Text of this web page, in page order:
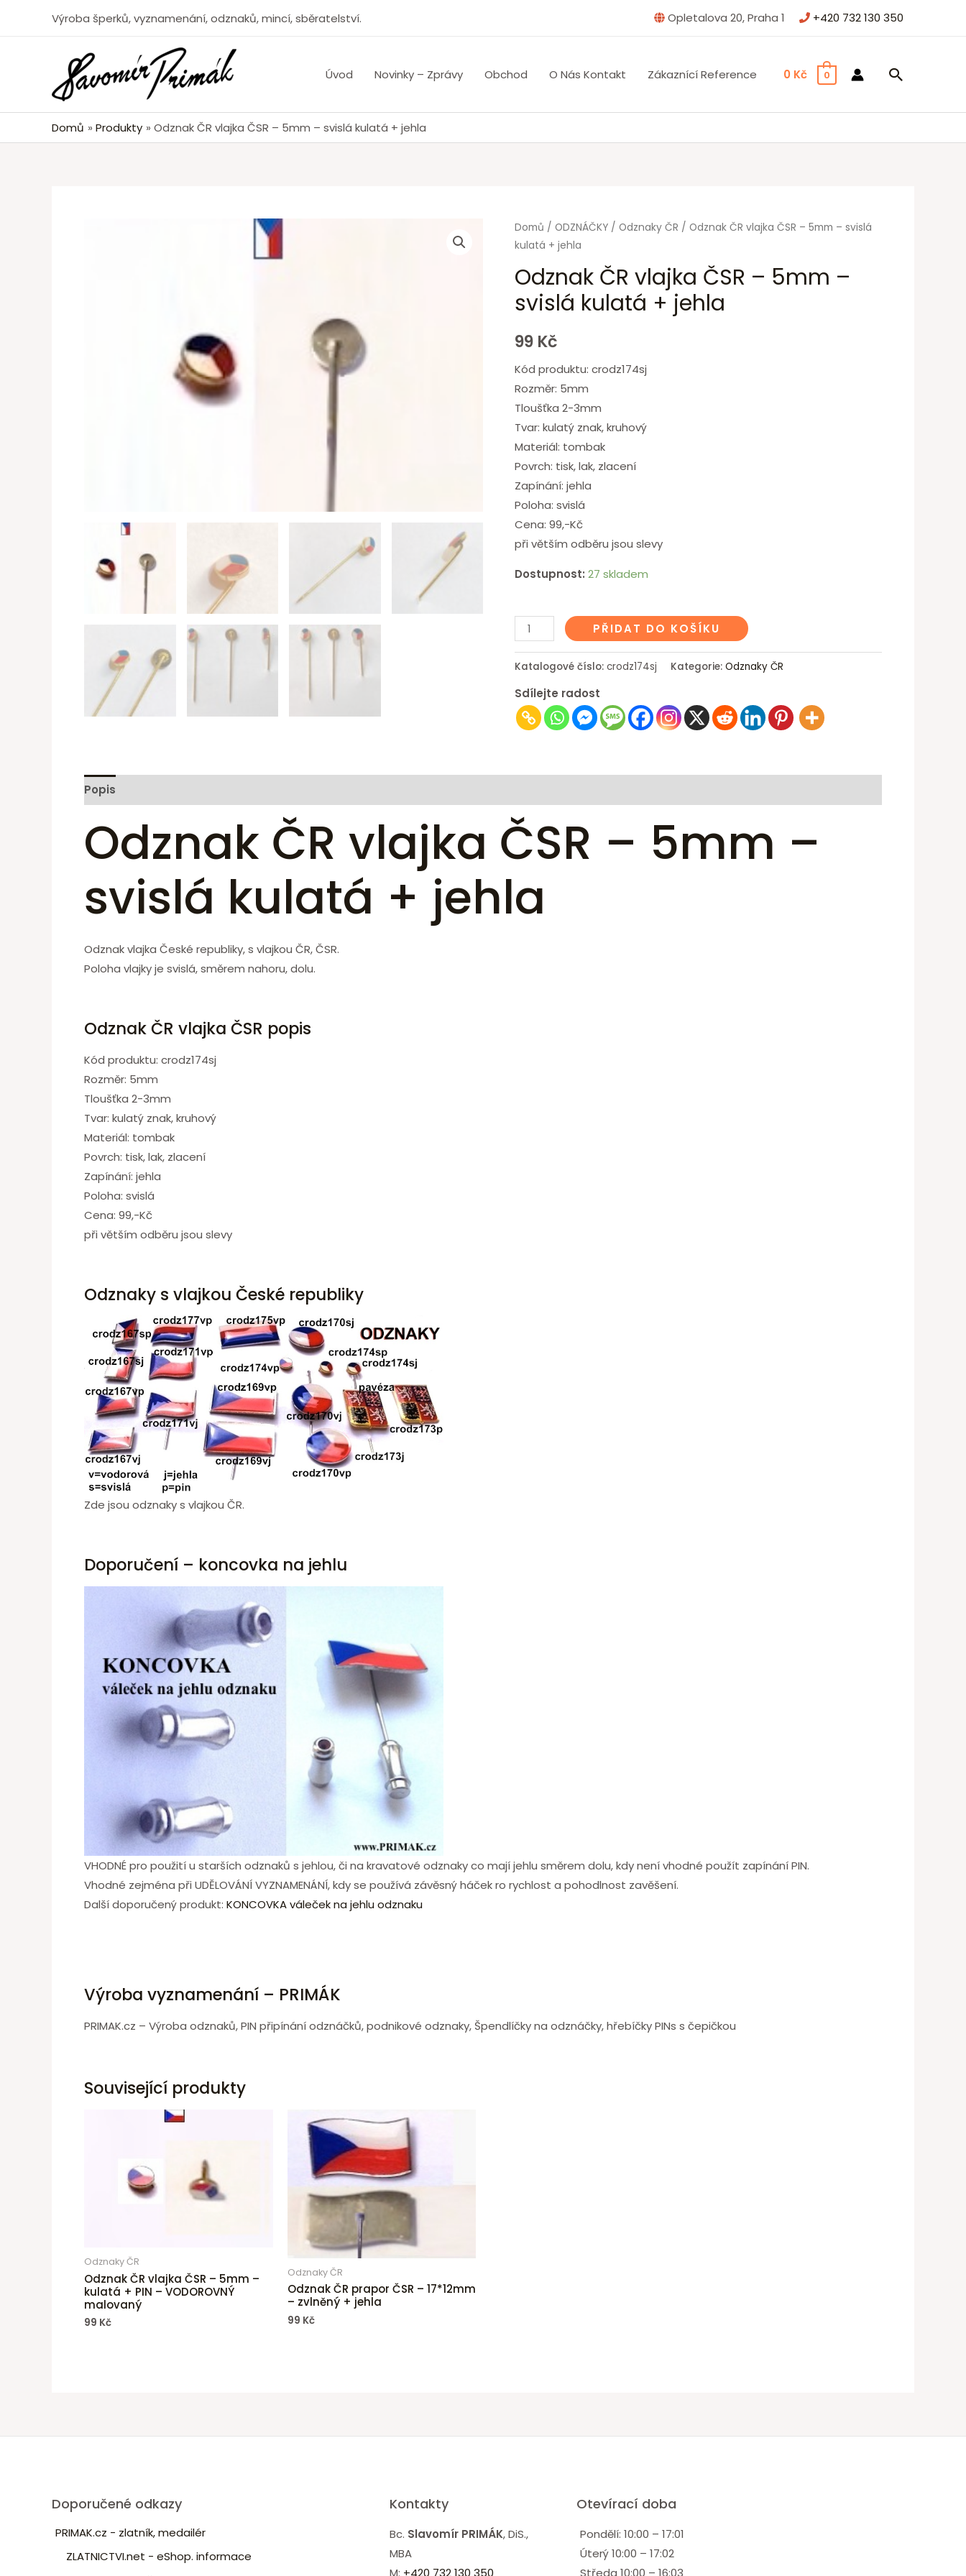
Výroba šperků, vyznamenání, odznaků, mincí, sběratelství. Opletalova 20, Praha 1 +420 732 130 350
Úvod Novinky – Zprávy Obchod O Nás Kontakt Zákaznící Reference 0 Kč 0
Domů Produkty Odznak ČR vlajka ČSR – 5mm – svislá kulatá + jehla
Domů /ODZNÁČKY /Odznaky ČR / Odznak ČR vlajka ČSR – 5mm – svislá
kulatá + jehla
Odznak ČR vlajka ČSR – 5mm –
svislá kulatá + jehla
99 Kč
Kód produktu: crodz174sj
Rozměr: 5mm
Tloušťka 2-3mm
Tvar: kulatý znak, kruhový
Materiál: tombak
Povrch: tisk, lak, zlacení
Zapínání: jehla
Poloha: svislá
Cena: 99,-Kč
při větším odběru jsou slevy
Dostupnost: 27 skladem
PŘIDAT DO KOŠÍKU
Katalogové číslo:crodz174sj Kategorie:Odznaky ČR
Sdílejte radost
Popis
Odznak ČR vlajka ČSR – 5mm –
svislá kulatá + jehla
Odznak vlajka České republiky, s vlajkou ČR, ČSR.
Poloha vlajky je svislá, směrem nahoru, dolu.
Odznak ČR vlajka ČSR popis
Kód produktu: crodz174sj
Rozměr: 5mm
Tloušťka 2-3mm
Tvar: kulatý znak, kruhový
Materiál: tombak
Povrch: tisk, lak, zlacení
Zapínání: jehla
Poloha: svislá
Cena: 99,-Kč
při větším odběru jsou slevy
Odznaky s vlajkou České republiky
Zde jsou odznaky s vlajkou ČR.
Doporučení – koncovka na jehlu
VHODNÉ pro použití u starších odznaků s jehlou, či na kravatové odznaky co mají jehlu směrem dolu, kdy není vhodné použít zapínání PIN.
Vhodné zejména při UDĚLOVÁNÍ VYZNAMENÁNÍ, kdy se používá závěsný háček ro rychlost a pohodlnost zavěšení.
Další doporučený produkt: KONCOVKA váleček na jehlu odznaku
Výroba vyznamenání – PRIMÁK
PRIMAK.cz – Výroba odznaků, PIN připínání odznáčků, podnikové odznaky, Špendlíčky na odznáčky, hřebíčky PINs s čepičkou
Související produkty
Odznaky ČR
Odznak ČR vlajka ČSR – 5mm –
kulatá + PIN – VODOROVNÝ
malovaný
99 Kč
Odznaky ČR
Odznak ČR prapor ČSR – 17*12mm
– zvlněný + jehla
99 Kč
Doporučené odkazy
PRIMAK.cz - zlatník, medailér
ZLATNICTVI.net - eShop. informace
Kontakty
Bc. Slavomír PRIMÁK, DiS.,
MBA
Otevírací doba
Pondělí: 10:00 – 17:01
Úterý 10:00 – 17:02